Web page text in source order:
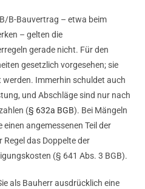
B-Bauvertrag – etwa beim
– gelten die
gerade nicht. Für den
gesetzlich vorgesehen; sie
Immerhin schuldet auch
und Abschläge sind nur nach
(§ 632a BGB). Bei Mängeln
angemessenen Teil der
das Doppelte der
(§ 641 Abs. 3 BGB).
als Bauherr ausdrücklich eine